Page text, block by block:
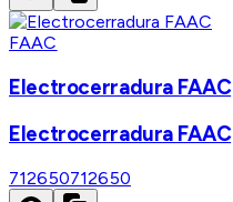
FAAC
Electrocerradura FAAC
Electrocerradura FAAC
712650712650